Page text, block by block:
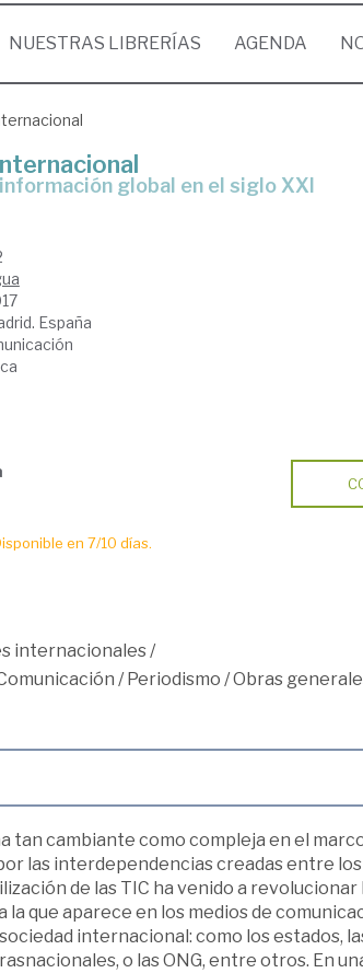
NUESTRAS LIBRERÍAS AGENDA
global en el siglo XXI
España
en 7/10 días.
internacionales/
/ Periodismo /Obras
tan cambiante como compleja en el
las interdependencias creadas entre
de las TIC ha venido a
que aparece en los medios de
internacional: como los estados,
o las ONG, entre otros. En